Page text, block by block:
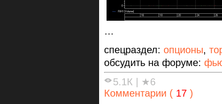
…
спецраздел: опционы,
обсудить на форуме:
5.1К
★6
Комментарии ( 17 )